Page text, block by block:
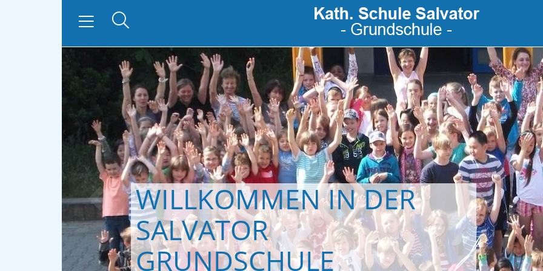
WILLKOMMEN IN DER
SALVATOR
GRUNDSCHULE
zurück